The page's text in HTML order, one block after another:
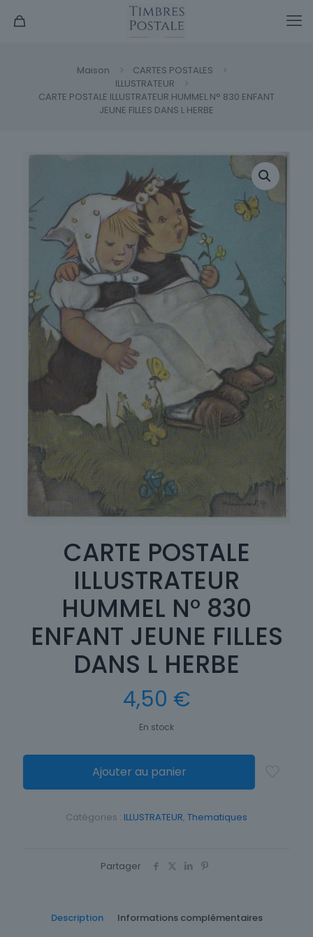
Maison
CARTES POSTALES
ILLUSTRATEUR
CARTE POSTALE ILLUSTRATEUR HUMMEL N° 830 ENFANT
JEUNE FILLES DANS L HERBE
CARTE POSTALE
ILLUSTRATEUR
HUMMEL N° 830
ENFANT JEUNE FILLES
DANS L HERBE
4,50 €
En stock
Ajouter au panier
Catégories : ILLUSTRATEUR, Thematiques
Partager
Description Informations complémentaires